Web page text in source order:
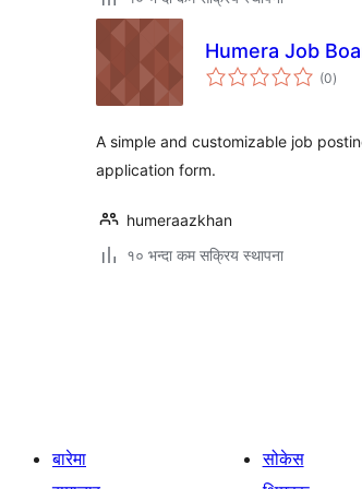
Humera Job
(0कुल
)
A simple and customizable job
application form.
humeraazkhan
१० भन्दा कम सक्रिय स्थापना
बारेमा
सोकेस